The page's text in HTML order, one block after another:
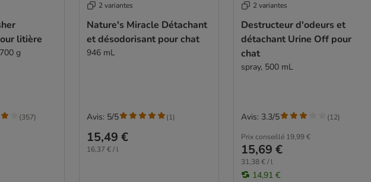
litière
g
(357)
2 variantes
Nature's Miracle Détachant
et désodorisant pour chat
946 mL
15,49 €
16,37 € / l
Avis: 5/5 (1)
2 variantes
Destructeur d'odeurs et
détachant Urine Off pour
chat
spray, 500 mL
Prix conseillé 19,99 €
15,69 €
31,38 € / l
14,91 €
Avis: 3.3/5 (12)